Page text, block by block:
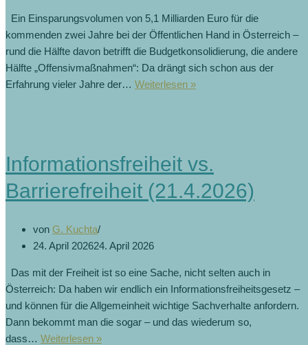
Ein Einsparungsvolumen von 5,1 Milliarden Euro für die
kommenden zwei Jahre bei der Öffentlichen Hand in Österreich –
rund die Hälfte davon betrifft die Budgetkonsolidierung, die andere
Hälfte „Offensivmaßnahmen“: Da drängt sich schon aus der
Erfahrung vieler Jahre der… Weiterlesen »Regierungsspitze
Informationsfreiheit vs.
Barrierefreiheit (21.4.2026)
von G. Kuchta
24. April 202624. April 2026
Das mit der Freiheit ist so eine Sache, nicht selten auch in
Österreich: Da haben wir endlich ein Informationsfreiheitsgesetz –
und können für die Allgemeinheit wichtige Sachverhalte anfordern.
Dann bekommt man die sogar – und das wiederum so,
dass… Weiterlesen »Informationsfreiheit